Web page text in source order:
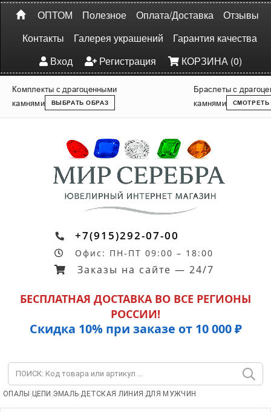
ОПТОМ Полезное Оплата/Доставка
Отзывы
Контакты
Галерея украшений
Гарантия качества
Вход
Регистрация КОРЗИНА (0)
Комплекты с драгоценными
камнями
ВЫБРАТЬ ОБРАЗ
Браслеты с
камнями
СМОТРЕТЬ
+7(915)292-07-00
Офис: ПН-ПТ 09:00 – 18:00
Заказы на сайте — 24/7
БЕСПЛАТНАЯ ДОСТАВКА ВО ВСЕ РЕГИОНЫ
РОССИИ!
Скидка 10% при заказе от 10 000 ₽
ОПАЛЫ | ЦЕПИ |ЭМАЛЬ|ДЕТСКАЯ ЛИНИЯ |ДЛЯ МУЖЧИН